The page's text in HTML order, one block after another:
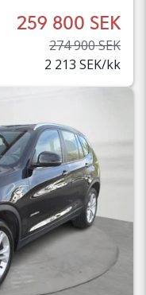
259 800 SEK
274 900 SEK
2 213 SEK/kk